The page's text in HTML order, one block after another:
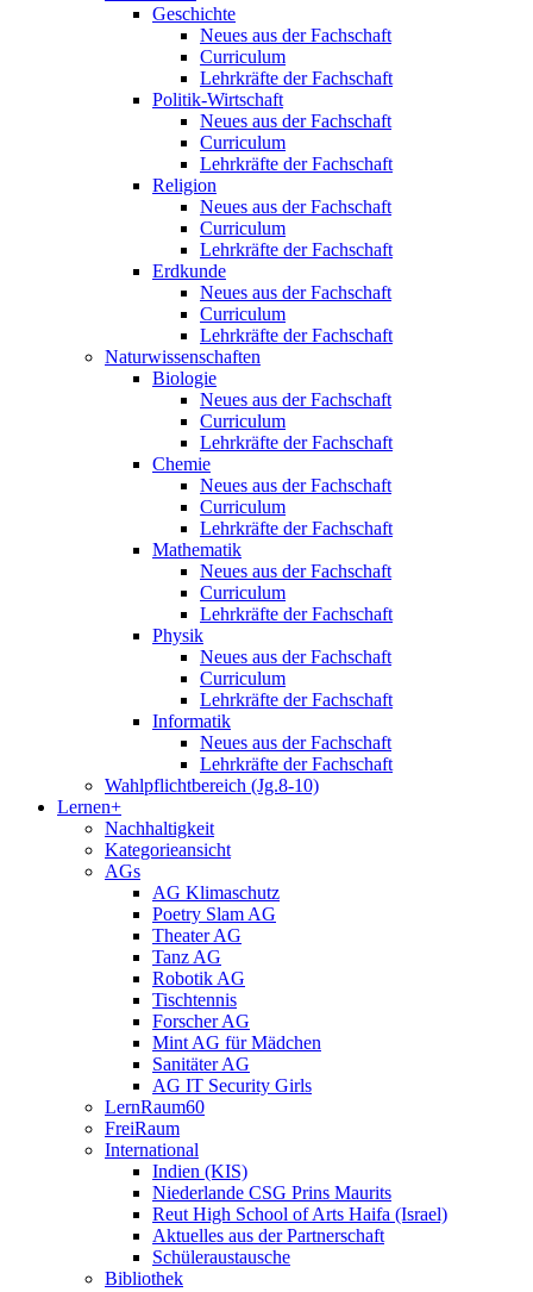
Geschichte
Neues aus der Fachschaft
Curriculum
Lehrkräfte der Fachschaft
Politik-Wirtschaft
Neues aus der Fachschaft
Curriculum
Lehrkräfte der Fachschaft
Religion
Neues aus der Fachschaft
Curriculum
Lehrkräfte der Fachschaft
Erdkunde
Neues aus der Fachschaft
Curriculum
Lehrkräfte der Fachschaft
Naturwissenschaften
Biologie
Neues aus der Fachschaft
Curriculum
Lehrkräfte der Fachschaft
Chemie
Neues aus der Fachschaft
Curriculum
Lehrkräfte der Fachschaft
Mathematik
Neues aus der Fachschaft
Curriculum
Lehrkräfte der Fachschaft
Physik
Neues aus der Fachschaft
Curriculum
Lehrkräfte der Fachschaft
Informatik
Neues aus der Fachschaft
Lehrkräfte der Fachschaft
Wahlpflichtbereich (Jg.8-10)
Lernen+
Nachhaltigkeit
Kategorieansicht
AGs
AG Klimaschutz
Poetry Slam AG
Theater AG
Tanz AG
Robotik AG
Tischtennis
Forscher AG
Mint AG für Mädchen
Sanitäter AG
AG IT Security Girls
LernRaum60
FreiRaum
International
Indien (KIS)
Niederlande CSG Prins Maurits
Reut High School of Arts Haifa (Israel)
Aktuelles aus der Partnerschaft
Schüleraustausche
Bibliothek